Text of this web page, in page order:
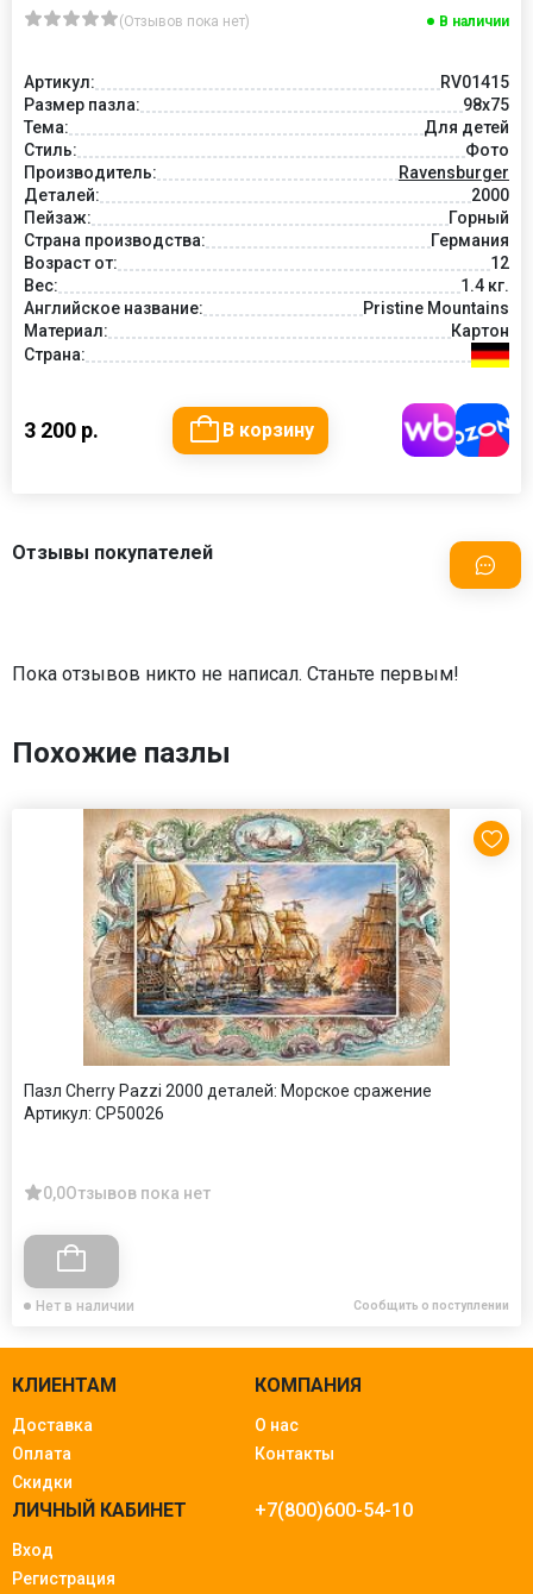
(Отзывов пока нет) В наличии
Артикул:
RV01415
Размер пазла:
98x75
Тема:
Для детей
Стиль:
Фото
Производитель:
Ravensburger
Деталей:
2000
Пейзаж:
Горный
Страна производства:
Германия
Возраст от:
12
Вес:
1.4 кг.
Английское название:
Pristine Mountains
Материал:
Картон
Страна:
3 200 р. В корзину
Отзывы покупателей
Пока отзывов никто не написал. Станьте первым!
Похожие пазлы
Пазл Cherry Pazzi 2000 деталей: Морское сражение
Артикул: CP50026
0,0Отзывов пока нет
Нет в наличии Сообщить о поступлении
КЛИЕНТАМ
Доставка
Оплата
Скидки
КОМПАНИЯ
О нас
Контакты
ЛИЧНЫЙ КАБИНЕТ
Вход
Регистрация
+7(800)600-54-10